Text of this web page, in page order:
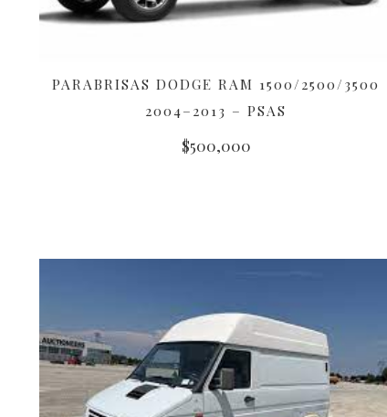
AÑADIR AL CARRITO
PARABRISAS DODGE RAM 1500/2500/3500
2004–2013 – PSAS
$500,000